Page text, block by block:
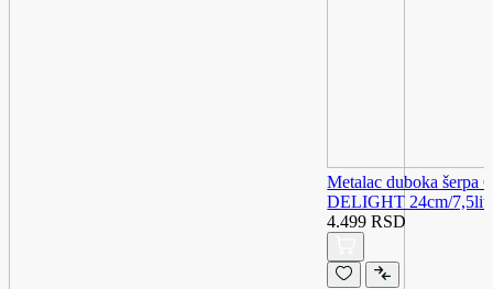
Metalac duboka šerpa
DELIGHT 24cm/7,5lit
4.499 RSD